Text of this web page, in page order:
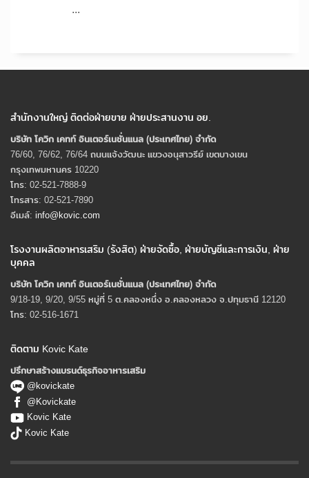
...
สำนักงานใหญ่ ติดต่อฝ่ายขาย ฝ่ายประสานงาน อย.
บริษัท โควิก เคทท์ อินเตอร์เนชั่นแนล (ประเทศไทย) จํากัด
76/60, 76/62, 76/64 ถนนแจ้งวัฒนะ แขวงอนุสาวรีย์ เขตบางเขน
กรุงเทพมหานคร 10220
โทร: 02-521-7888-9
โทรสาร: 02-521-7890
อีเมล์: info@kovic.com
โรงงานผลิตอาหารเสริม (รังสิต) ฝ่ายจัดซื้อ, ฝ่ายบัญชีและการเงิน, ฝ่าย
บุคคล
บริษัท โควิก เคทท์ อินเตอร์เนชั่นแนล (ประเทศไทย) จํากัด
9/18-19, 9/20, 9/55 หมู่ที่ 5 ต.คลองหนึ่ง อ.คลองหลวง จ.ปทุมธานี 12120
โทร: 02-516-1671
ติดตาม Kovic Kate
ปรึกษาสร้างแบรนด์ธุรกิจอาหารเสริม
@kovickate
@Kovickate
Kovic Kate
Kovic Kate